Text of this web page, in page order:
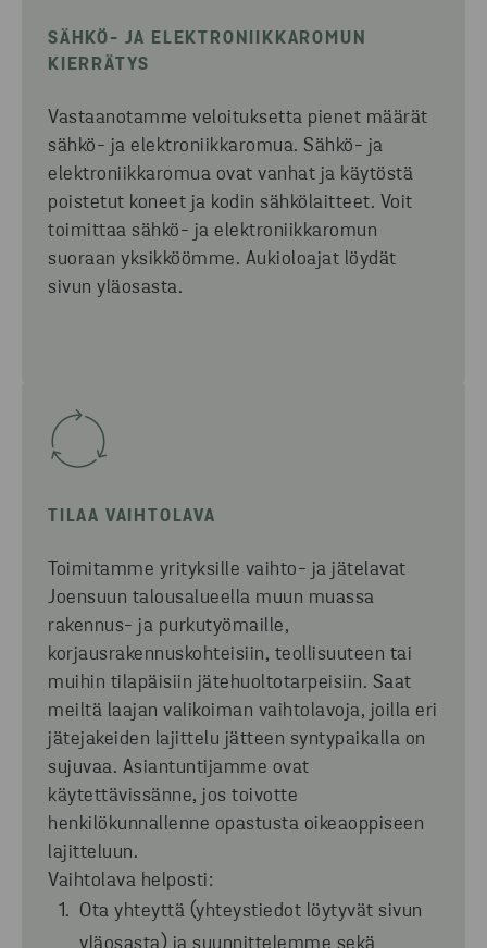
SÄHKÖ- JA ELEKTRONIIKKAROMUN
KIERRÄTYS
Vastaanotamme veloituksetta pienet määrät
sähkö- ja elektroniikkaromua. Sähkö- ja
elektroniikkaromua ovat vanhat ja käytöstä
poistetut koneet ja kodin sähkölaitteet. Voit
toimittaa sähkö- ja elektroniikkaromun
suoraan yksikköömme. Aukioloajat löydät
sivun yläosasta.
TILAA VAIHTOLAVA
Toimitamme yrityksille vaihto- ja jätelavat
Joensuun talousalueella muun muassa
rakennus- ja purkutyömaille,
korjausrakennuskohteisiin, teollisuuteen tai
muihin tilapäisiin jätehuoltotarpeisiin. Saat
meiltä laajan valikoiman vaihtolavoja, joilla eri
jätejakeiden lajittelu jätteen syntypaikalla on
sujuvaa. Asiantuntijamme ovat
käytettävissänne, jos toivotte
henkilökunnallenne opastusta oikeaoppiseen
lajitteluun.
Vaihtolava helposti:
Ota yhteyttä (yhteystiedot löytyvät sivun